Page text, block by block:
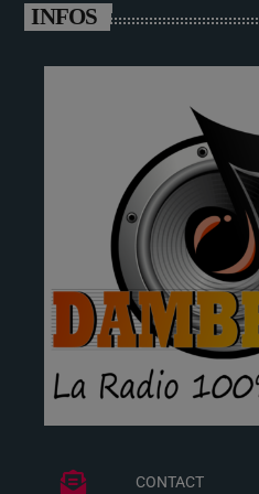
INFOS
CONTACT